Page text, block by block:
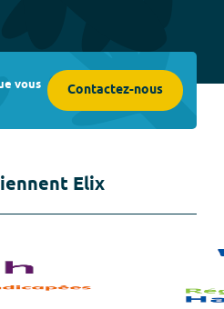
vous Contactez-nous
Elix